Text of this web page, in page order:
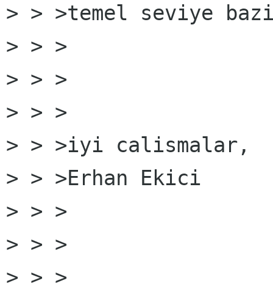
> > >temel seviye
> > >
> > >
> > >
> > >iyi calismalar,
> > >Erhan Ekici
> > >
> > >
> > >